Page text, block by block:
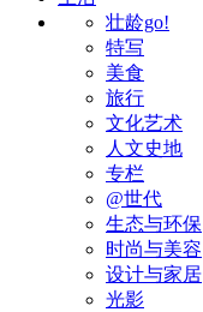
壮龄go!
特写
美食
旅行
文化艺术
人文史地
专栏
@世代
生态与环保
时尚与美容
设计与家居
光影